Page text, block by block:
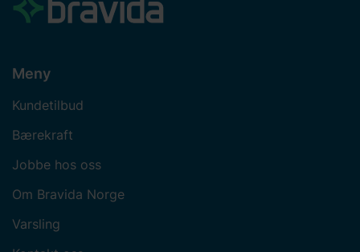
Meny
Kundetilbud
Bærekraft
Jobbe hos oss
Om Bravida Norge
Varsling